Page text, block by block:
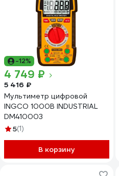
-12%
4 749 ₽
5 416 ₽
Мультиметр цифровой
INGCO 1000В INDUSTRIAL
DM410003
5(1)
В корзину